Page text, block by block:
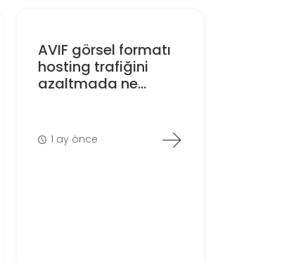
AVIF görsel formatı
hosting trafiğini
azaltmada ne...
1 ay önce